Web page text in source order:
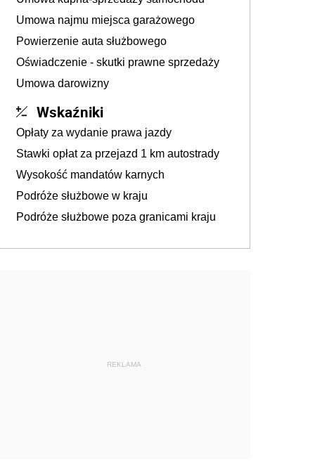
Umowa najmu miejsca garażowego
Powierzenie auta służbowego
Oświadczenie - skutki prawne sprzedaży
Umowa darowizny
Wskaźniki
Opłaty za wydanie prawa jazdy
Stawki opłat za przejazd 1 km autostrady
Wysokość mandatów karnych
Podróże służbowe w kraju
Podróże służbowe poza granicami kraju
REKLAMA